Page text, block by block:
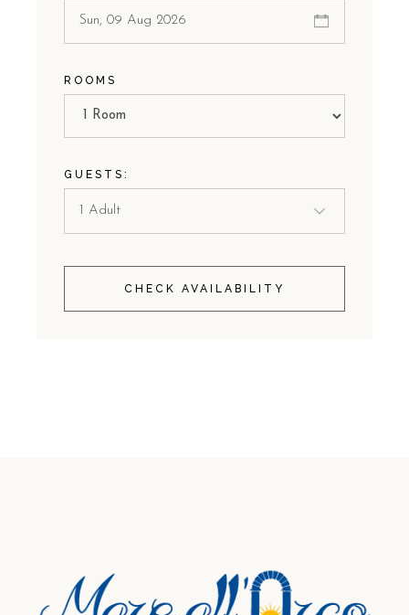
ROOMS
GUESTS:
CHECK AVAILABILITY